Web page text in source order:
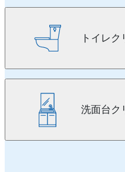
トイレ
洗面台ク